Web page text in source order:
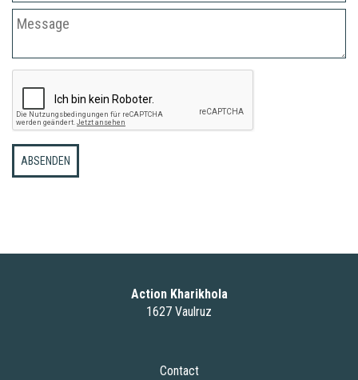
ABSENDEN
Action Kharikhola
1627 Vaulruz
Contact